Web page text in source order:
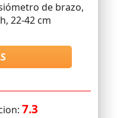
de brazo,
22-42 cm
7.3